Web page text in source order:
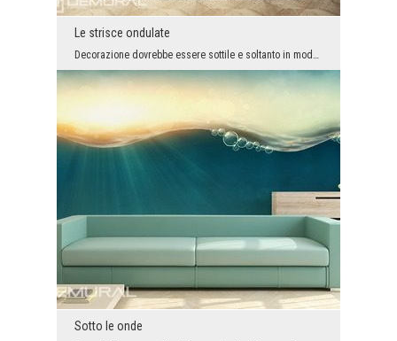
Le strisce ondulate
Sotto le onde